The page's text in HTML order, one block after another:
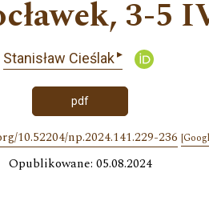
3-5
Stanisław Cieślak▸
pdf
10.52204/np.2024.141.229-236
Opublikowane: 05.08.2024